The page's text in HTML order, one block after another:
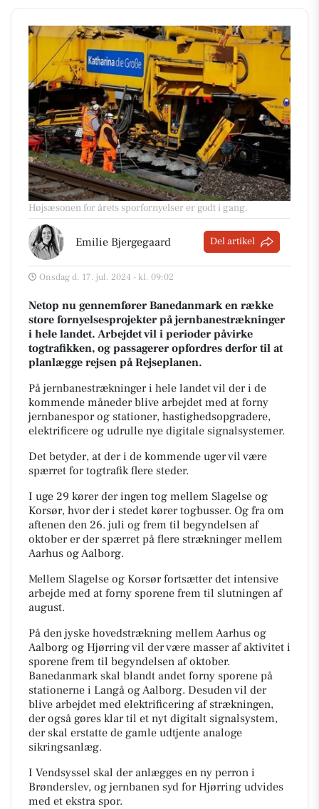
Højsæsonen for årets sporfornyelser er godt i gang.
Emilie Bjergegaard Del artikel
Onsdag d. 17. jul. 2024 - kl. 09:02
Netop nu gennemfører Banedanmark en række
store fornyelsesprojekter på jernbanestrækninger
i hele landet. Arbejdet vil i perioder påvirke
togtrafikken, og passagerer opfordres derfor til at
planlægge rejsen på Rejseplanen.
På jernbanestrækninger i hele landet vil der i de
kommende måneder blive arbejdet med at forny
jernbanespor og stationer, hastighedsopgradere,
elektrificere og udrulle nye digitale signalsystemer.
Det betyder, at der i de kommende uger vil være
spærret for togtrafik flere steder.
I uge 29 kører der ingen tog mellem Slagelse og
Korsør, hvor der i stedet kører togbusser. Og fra om
aftenen den 26. juli og frem til begyndelsen af
oktober er der spærret på flere strækninger mellem
Aarhus og Aalborg.
Mellem Slagelse og Korsør fortsætter det intensive
arbejde med at forny sporene frem til slutningen af
august.
På den jyske hovedstrækning mellem Aarhus og
Aalborg og Hjørring vil der være masser af aktivitet i
sporene frem til begyndelsen af oktober.
Banedanmark skal blandt andet forny sporene på
stationerne i Langå og Aalborg. Desuden vil der
blive arbejdet med elektrificering af strækningen,
der også gøres klar til et nyt digitalt signalsystem,
der skal erstatte de gamle udtjente analoge
sikringsanlæg.
I Vendsyssel skal der anlægges en ny perron i
Brønderslev, og jernbanen syd for Hjørring udvides
med et ekstra spor.